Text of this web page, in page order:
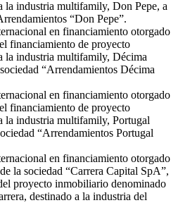
la industria multifamily, Don Pepe, a
“Don Pepe”.
en financiamiento otorgado
financiamiento de proyecto
la industria multifamily, Décima
“Arrendamientos Décima
en financiamiento otorgado
financiamiento de proyecto
la industria multifamily, Portugal
“Arrendamientos Portugal
en financiamiento otorgado
la sociedad “Carrera Capital SpA”,
proyecto inmobiliario denominado
destinado a la industria del